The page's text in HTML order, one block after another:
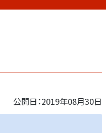
公開日：2019年08月30日